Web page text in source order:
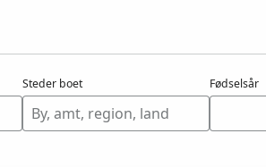
Steder boet Fødselsår